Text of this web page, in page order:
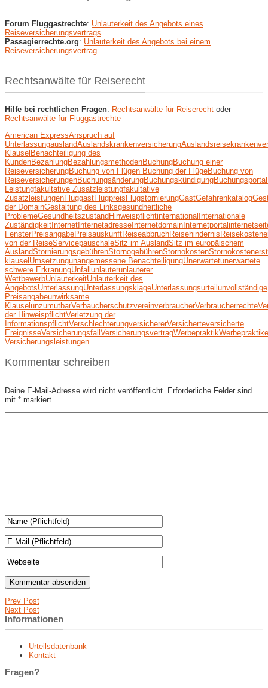
Forum Fluggastrechte: Unlauterkeit des Angebots eines
Reiseversicherungsvertrags
Passagierrechte.org: Unlauterkeit des Angebots bei einem
Reiseversicherungsvertrag
Rechtsanwälte für Reiserecht
Hilfe bei rechtlichen Fragen: Rechtsanwälte für Reiserecht oder
Rechtsanwälte für Fluggastrechte
American ExpressAnspruch auf
UnterlassungauslandAuslandskrankenversicherung
KlauselBenachteiligung des
KundenBezahlungBezahlungsmethodenBuchungBuchung einer
ReiseversicherungBuchung von Flügen Buchung der FlügeBuchung von
ReiseversicherungenBuchungsänderungBuchungskündigungBuchungsportal
Leistungfakultative Zusatzleistungfakultative
ZusatzleistungenFluggastFlugpreisFlugstornierungGastGefahrenkatalog
der DomainGestaltung des Linksgesundheitliche
ProblemeGesundheitszustandHinweispflichtinternationalInternationale
ZuständigkeitInternetInternetadresseInternetdomainInternetportal
FensterPreisangabePreisauskunftReiseabbruchReisehindernis
von der ReiseServicepauschaleSitz im AuslandSitz im europäischem
AuslandStornierungsgebührenStornogebührenStornokosten
klauselUmsetzungunangemessene BenachteiligungUnerwartetunerwartete
schwere ErkranungUnfallunlauterunlauterer
WettbewerbUnlauterkeitUnlauterkeit des
AngebotsUnterlassungUnterlassungsklageUnterlassungsurteilunvollständige
Preisangabeunwirksame
KlauselunzumutbarVerbaucherschutzvereinverbraucherVerbraucherrechte
der HinweispflichtVerletzung der
InformationspflichtVerschlechterungversichererVersicherteversicherte
EreignisseVersicherungsfallVersicherungsvertragWerbepraktik
Versicherungsleistungen
Kommentar schreiben
Deine E-Mail-Adresse wird nicht veröffentlicht. Erforderliche Felder sind
mit * markiert
Prev Post
Next Post
Informationen
Urteilsdatenbank
Kontakt
Fragen?